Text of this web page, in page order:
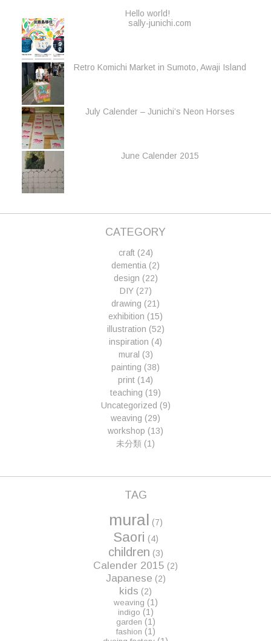
Hello world!
sally-junichi.com
Retro Komichi Market in Sumoto, Awaji Island
July Calender – Junichi’s Neon Horses
June Calender 2015
CATEGORY
craft(24)
dementia (2)
design (22)
DIY(27)
drawing (21)
exhibition (15)
illustration (52)
inspiration (4)
mural (3)
painting (38)
print (14)
teaching (19)
Uncategorized (9)
weaving (29)
workshop (13)
未分類 (1)
TAG
mural (7)
Saori (4)
children (3)
Calender 2015 (2)
Japanese (2)
kids (2)
weaving (1)
indigo (1)
garden (1)
fashion (1)